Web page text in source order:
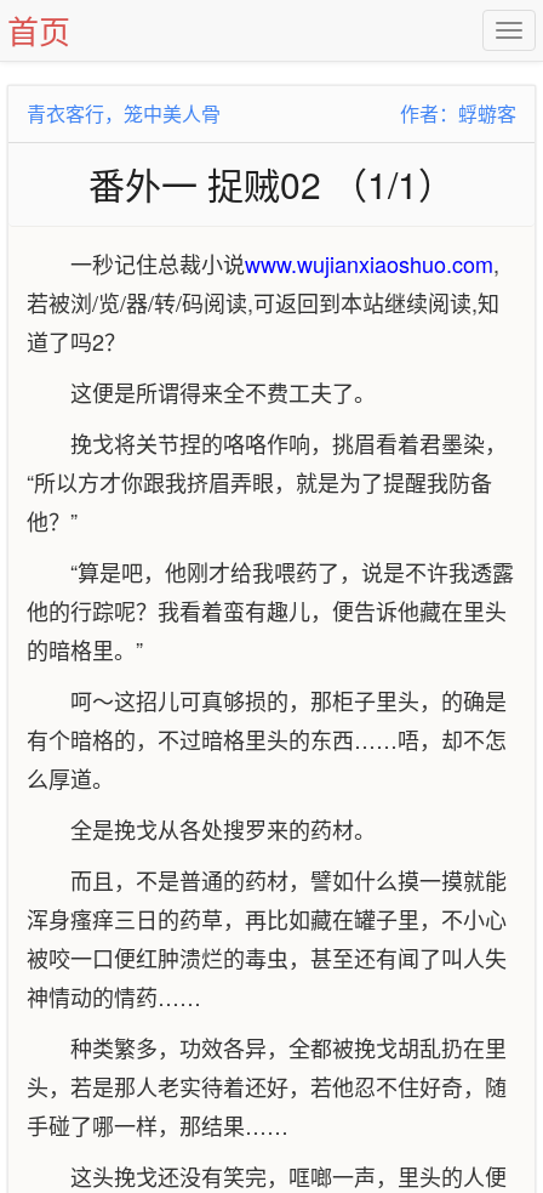
首页
青衣客行，笼中美人骨 作者：蜉蝣客
番外一 捉贼02 （1/1）
一秒记住总裁小说www.wujianxiaoshuo.com,
若被浏/览/器/转/码阅读,可返回到本站继续阅读,知
道了吗2？
这便是所谓得来全不费工夫了。
挽戈将关节捏的咯咯作响，挑眉看着君墨染，
“所以方才你跟我挤眉弄眼，就是为了提醒我防备
他？”
“算是吧，他刚才给我喂药了，说是不许我透露
他的行踪呢？我看着蛮有趣儿，便告诉他藏在里头
的暗格里。”
呵～这招儿可真够损的，那柜子里头，的确是
有个暗格的，不过暗格里头的东西……唔，却不怎
么厚道。
全是挽戈从各处搜罗来的药材。
而且，不是普通的药材，譬如什么摸一摸就能
浑身瘙痒三日的药草，再比如藏在罐子里，不小心
被咬一口便红肿溃烂的毒虫，甚至还有闻了叫人失
神情动的情药……
种类繁多，功效各异，全都被挽戈胡乱扔在里
头，若是那人老实待着还好，若他忍不住好奇，随
手碰了哪一样，那结果……
这头挽戈还没有笑完，哐啷一声，里头的人便